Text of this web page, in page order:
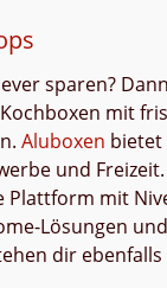
sparen?
mit
Aluboxen bietet
und
Plattform mit
Lösungen
dir